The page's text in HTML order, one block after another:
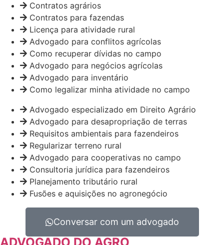
Contratos agrários
Contratos para fazendas
Licença para atividade rural
Advogado para conflitos agrícolas
Como recuperar dívidas no campo
Advogado para negócios agrícolas
Advogado para inventário
Como legalizar minha atividade no campo
Advogado especializado em Direito Agrário
Advogado para desapropriação de terras
Requisitos ambientais para fazendeiros
Regularizar terreno rural
Advogado para cooperativas no campo
Consultoria jurídica para fazendeiros
Planejamento tributário rural
Fusões e aquisições no agronegócio
Conversar com um advogado